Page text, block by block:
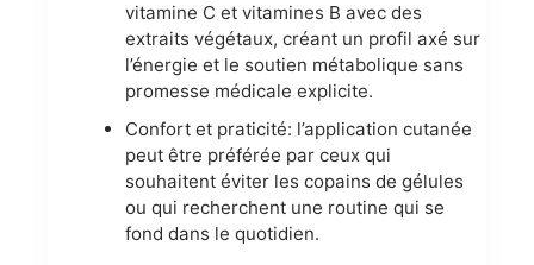
vitamine C et vitamines B avec des
extraits végétaux, créant un profil axé sur
l’énergie et le soutien métabolique sans
promesse médicale explicite.
Confort et praticité: l’application cutanée
peut être préférée par ceux qui
souhaitent éviter les copains de gélules
ou qui recherchent une routine qui se
fond dans le quotidien.